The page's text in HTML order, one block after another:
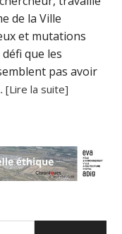
de la Ville
et mutations
que les
pas avoir
[Lire la suite]